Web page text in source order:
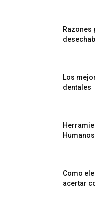
Razones
Los
dentales
Humanos
Como
acertar